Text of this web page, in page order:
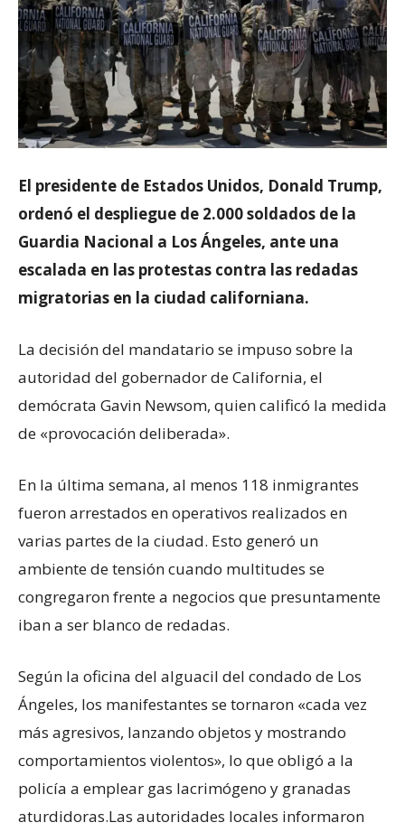
El presidente de Estados Unidos, Donald Trump,
ordenó el despliegue de 2.000 soldados de la
Guardia Nacional a Los Ángeles, ante una
escalada en las protestas contra las redadas
migratorias en la ciudad californiana.
La decisión del mandatario se impuso sobre la
autoridad del gobernador de California, el
demócrata Gavin Newsom, quien calificó la medida
de «provocación deliberada».
En la última semana, al menos 118 inmigrantes
fueron arrestados en operativos realizados en
varias partes de la ciudad. Esto generó un
ambiente de tensión cuando multitudes se
congregaron frente a negocios que presuntamente
iban a ser blanco de redadas.
Según la oficina del alguacil del condado de Los
Ángeles, los manifestantes se tornaron «cada vez
más agresivos, lanzando objetos y mostrando
comportamientos violentos», lo que obligó a la
policía a emplear gas lacrimógeno y granadas
aturdidoras.Las autoridades locales informaron